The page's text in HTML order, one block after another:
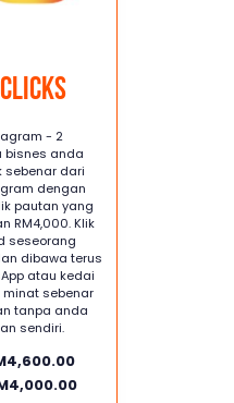
Clicks
- 2
bisnes anda
sebenar dari
dengan
pautan yang
RM4,000. Klik
seseorang
dibawa terus
atau kedai
sebenar
tanpa anda
sendiri.
4,600.00
4,000.00